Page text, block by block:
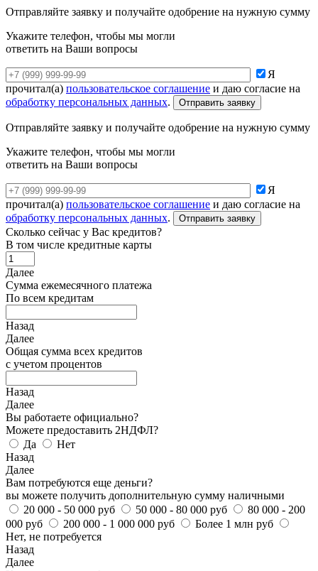
Отправляйте заявку и получайте одобрение на нужную сумму
Укажите телефон, чтобы мы могли
ответить на Ваши вопросы
Я
прочитал(а) пользовательское соглашение и даю согласие на
обработку персональных данных.
Отправляйте заявку и получайте одобрение на нужную сумму
Укажите телефон, чтобы мы могли
ответить на Ваши вопросы
Я
прочитал(а) пользовательское соглашение и даю согласие на
обработку персональных данных.
Сколько сейчас у Вас кредитов?
В том числе кредитные карты
Далее
Сумма ежемесячного платежа
По всем кредитам
Назад
Далее
Общая сумма всех кредитов
с учетом процентов
Назад
Далее
Вы работаете официально?
Можете предоставить 2НДФЛ?
Да
Нет
Назад
Далее
Вам потребуются еще деньги?
вы можете получить дополнительную сумму наличными
20 000 - 50 000 руб
50 000 - 80 000 руб
80 000 - 200
000 руб
200 000 - 1 000 000 руб
Более 1 млн руб
Нет, не потребуется
Назад
Далее